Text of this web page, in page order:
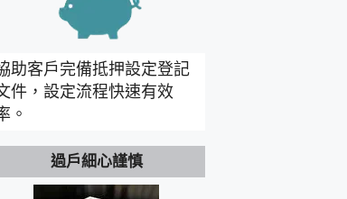
助客戶完備抵押設定登記
件，設定流程快速有效
。
過戶細心謹慎